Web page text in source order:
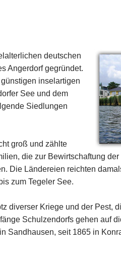
deutschen
Angerdorf gegründet.
inselartigen
See und dem
Siedlungen
groß und zählte
die zur Bewirtschaftung
Die Ländereien reichten
zum Tegeler See.
diverser Kriege und der Pest,
Schulzendorfs gehen auf
Sandhausen, seit 1865 in